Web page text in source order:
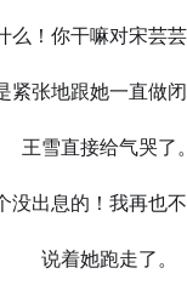
么！你干嘛对宋芸
紧张地跟她一直做闭
王雪直接给气哭了。
没出息的！我再也
说着她跑走了。